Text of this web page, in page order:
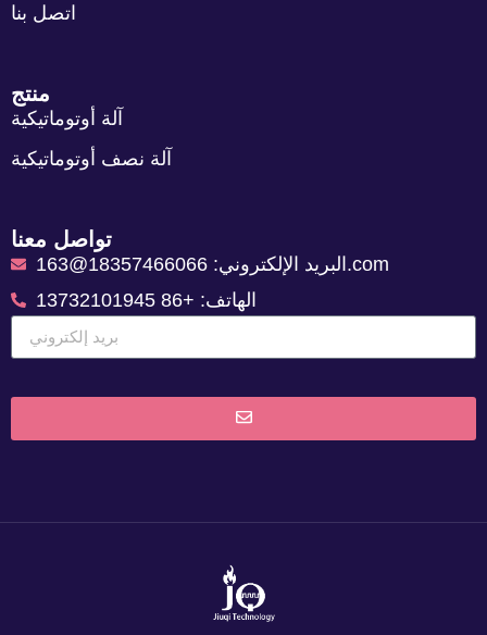
اتصل بنا
منتج
آلة أوتوماتيكية
آلة نصف أوتوماتيكية
تواصل معنا
البريد الإلكتروني: 18357466066@163.com
الهاتف: +86 13732101945